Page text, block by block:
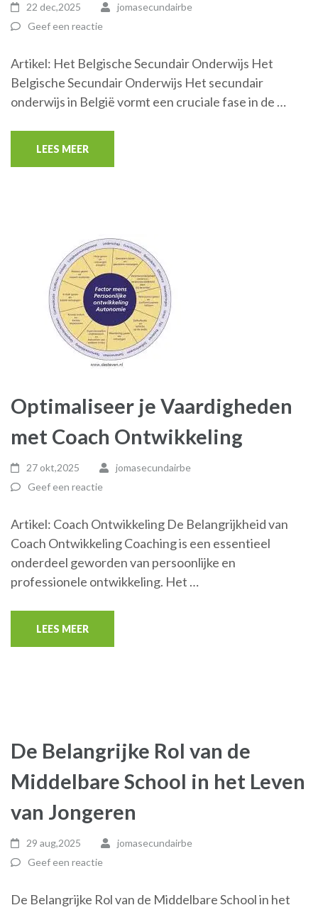
22 dec,2025
jomasecundairbe
Geef een reactie
Artikel: Het Belgische Secundair Onderwijs Het
Belgische Secundair Onderwijs Het secundair
onderwijs in België vormt een cruciale fase in de …
LEES MEER
Optimaliseer je Vaardigheden
met Coach Ontwikkeling
27 okt,2025
jomasecundairbe
Geef een reactie
Artikel: Coach Ontwikkeling De Belangrijkheid van
Coach Ontwikkeling Coaching is een essentieel
onderdeel geworden van persoonlijke en
professionele ontwikkeling. Het …
LEES MEER
De Belangrijke Rol van de
Middelbare School in het Leven
van Jongeren
29 aug,2025
jomasecundairbe
Geef een reactie
De Belangrijke Rol van de Middelbare School in het